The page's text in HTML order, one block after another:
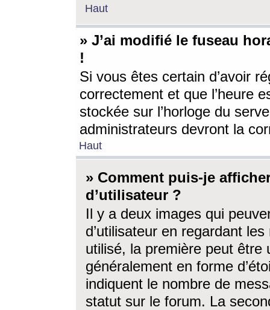
Haut
» J’ai modifié le fuseau
!
Si vous êtes certain d’avoir
correctement et que l’heure
stockée sur l’horloge du
administrateurs devront la
Haut
» Comment puis-je
d’utilisateur ?
Il y a deux images qui
d’utilisateur en regardant
utilisé, la première peut être
généralement en forme
indiquent le nombre de
statut sur le forum. La